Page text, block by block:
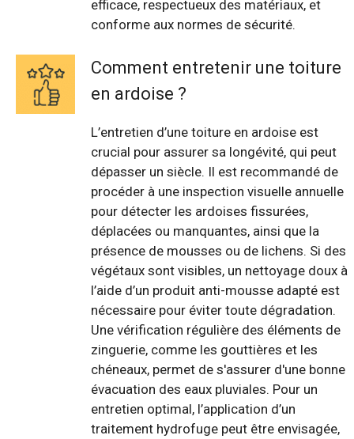
efficace, respectueux des matériaux, et
conforme aux normes de sécurité.
Comment entretenir une toiture
en ardoise ?
L’entretien d’une toiture en ardoise est
crucial pour assurer sa longévité, qui peut
dépasser un siècle. Il est recommandé de
procéder à une inspection visuelle annuelle
pour détecter les ardoises fissurées,
déplacées ou manquantes, ainsi que la
présence de mousses ou de lichens. Si des
végétaux sont visibles, un nettoyage doux à
l’aide d’un produit anti-mousse adapté est
nécessaire pour éviter toute dégradation.
Une vérification régulière des éléments de
zinguerie, comme les gouttières et les
chéneaux, permet de s'assurer d'une bonne
évacuation des eaux pluviales. Pour un
entretien optimal, l’application d’un
traitement hydrofuge peut être envisagée,